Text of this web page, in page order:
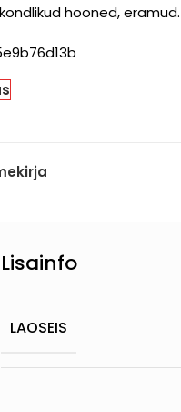
hooned, eramud.
Lisainfo
LAOSEIS